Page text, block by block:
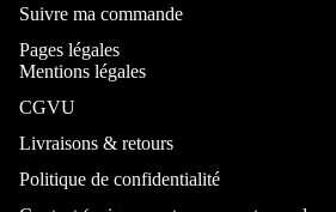
Suivre ma commande
Pages légales
Mentions légales
CGVU
Livraisons & retours
Politique de confidentialité